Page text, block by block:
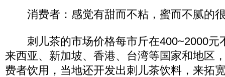
消费者：感觉有甜而不粘，蜜而不腻的
刺儿茶的市场价格每市斤在400~2000元
来西亚、新加坡、香港、台湾等国家和地区
费者饮用，当地还开发出刺儿茶饮料，来拓